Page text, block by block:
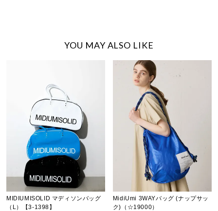
YOU MAY ALSO LIKE
MIDIUMISOLID マディソンバッグ
（L）【3-1398】
MidiUmi 3WAYバッグ (ナップサッ
ク)（☆19000）